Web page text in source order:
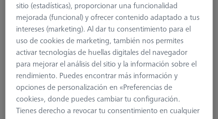
Product Type
Stylus
Ø Sphere (DK)
2,0 mm
Length (L)
8,5 mm
Stylus Tip Material
Ruby
Stylus Tip
Sphere
Shaft Material
Tung. Carb.
Connection Type
M3 XXT
Measuring Length
8,5 mm
Ø Shaft (DS)
1,0 mm
Stylus Type
T-Stylus
sitio (estadísticas), proporcionar una funcionalidad
mejorada (funcional) y ofrecer contenido adaptado a tus
intereses (marketing). Al dar tu consentimiento para el
uso de cookies de marketing, también nos permites
activar tecnologías de huellas digitales del navegador
para mejorar el análisis del sitio y la información sobre el
rendimiento. Puedes encontrar más información y
opciones de personalización en «Preferencias de
cookies», donde puedes cambiar tu configuración.
Tienes derecho a revocar tu consentimiento en cualquier